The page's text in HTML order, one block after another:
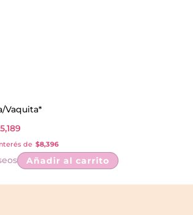
Vaquita*
de $8,396
Añadir al carrito